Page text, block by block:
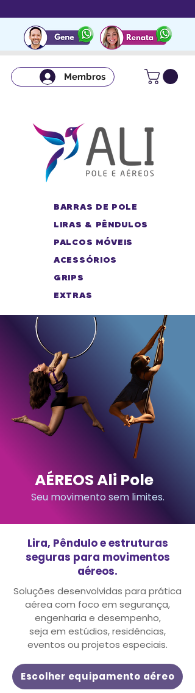
Membros
BARRAS DE POLE
LIRAS & PÊNDULOS
PALCOS MÓVEIS
ACESSÓRIOS
GRIPS
EXTRAS
AÉREOS Ali Pole
Seu movimento sem limites.
Lira, Pêndulo e estruturas
seguras para movimentos
aéreos.
Soluções desenvolvidas para prática
aérea com foco em segurança,
engenharia e desempenho,
seja em estúdios, residências,
eventos ou projetos especiais.
Escolher equipamento aéreo